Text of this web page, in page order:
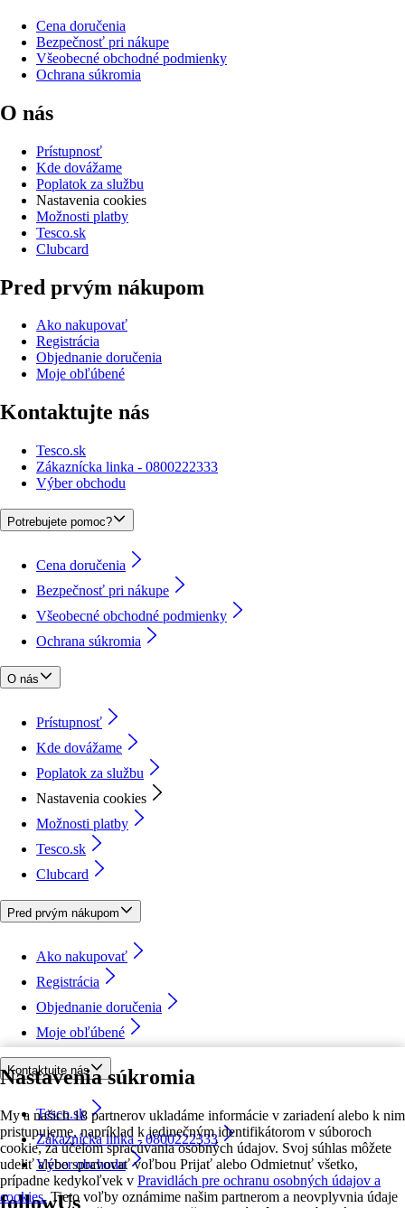
Nastavenia súkromia
My a našich 18 partnerov ukladáme informácie v zariadení alebo k nim
pristupujeme, napríklad k jedinečným identifikátorom v súboroch
cookie, za účelom spracúvania osobných údajov. Svoj súhlas môžete
udeliť alebo spravovať voľbou Prijať alebo Odmietnuť všetko,
prípadne kedykoľvek v Pravidlách pre ochranu osobných údajov a
cookies. Tieto voľby oznámime našim partnerom a neovplyvnia údaje
Cena doručenia
Bezpečnosť pri nákupe
Všeobecné obchodné podmienky
Ochrana súkromia
O nás
Prístupnosť
Kde dovážame
Poplatok za službu
Nastavenia cookies
Možnosti platby
Tesco.sk
Clubcard
Pred prvým nákupom
Ako nakupovať
Registrácia
Objednanie doručenia
Moje obľúbené
Kontaktujte nás
Tesco.sk
Zákaznícka linka - 0800222333
Výber obchodu
Potrebujete pomoc?
Cena doručenia
Bezpečnosť pri nákupe
Všeobecné obchodné podmienky
Ochrana súkromia
O nás
Prístupnosť
Kde dovážame
Poplatok za službu
Nastavenia cookies
Možnosti platby
Tesco.sk
Clubcard
Pred prvým nákupom
Ako nakupovať
Registrácia
Objednanie doručenia
Moje obľúbené
Kontaktujte nás
Tesco.sk
Zákaznícka linka - 0800222333
Výber obchodu
followUs